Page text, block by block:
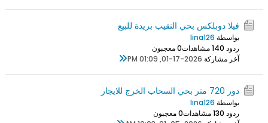
فيلا دوبلكس بحي النقيب بريدة للبيع
بواسطة lina126
ردود 0
14 مشاهدات
0 معجبون
آخر مشاركة 01-17-2026, 01:09 PM
دور 720 متر بحي السحاب الخرج للايجار
بواسطة lina126
ردود 0
13 مشاهدات
0 معجبون